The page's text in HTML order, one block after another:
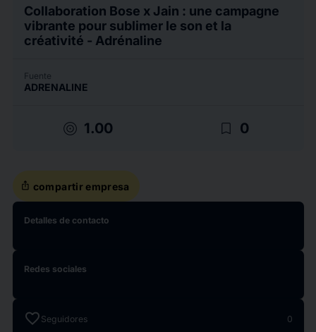
Collaboration Bose x Jain : une campagne
vibrante pour sublimer le son et la
créativité - Adrénaline
Fuente
ADRENALINE
target 1.00 bookmark_border 0
ios_share compartir empresa
Detalles de contacto
Redes sociales
favorite Seguidores 0